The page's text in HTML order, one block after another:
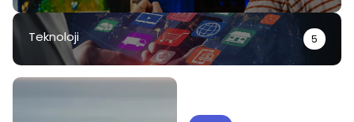
Teknoloji 5